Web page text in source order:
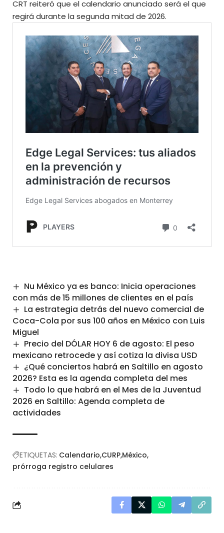
CRT reiteró que el calendario anunciado será el que
regirá durante la segunda mitad de 2026.
Nu México ya es banco: Inicia operaciones
con más de 15 millones de clientes en el país
La estrategia detrás del nuevo comercial de
Coca-Cola por sus 100 años en México con Luis
Miguel
Precio del DÓLAR HOY 6 de agosto: El peso
mexicano retrocede y así cotiza la divisa USD
¿Qué conciertos habrá en Saltillo en agosto
2026? Esta es la agenda completa del mes
Todo lo que habrá en el Mes de la Juventud
2026 en Saltillo: Agenda completa de
actividades
ETIQUETAS: Calendario CURP México
prórroga registro celulares